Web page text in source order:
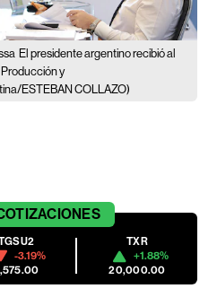
El presidente argentino recibió al
y
ESTEBAN COLLAZO)
-3.19%
TXR
+1.88%
20,000.00